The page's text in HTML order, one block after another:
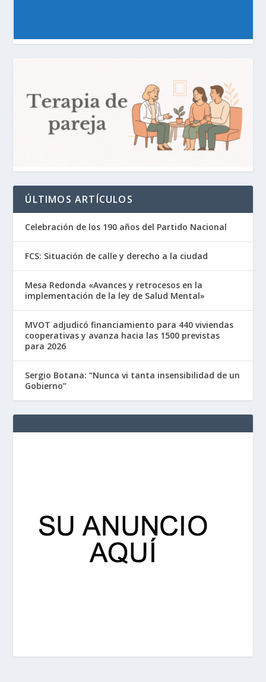
ÚLTIMOS ARTÍCULOS
Celebración de los 190 años del Partido Nacional
FCS: Situación de calle y derecho a la ciudad
Mesa Redonda «Avances y retrocesos en la
implementación de la ley de Salud Mental»
MVOT adjudicó financiamiento para 440 viviendas
cooperativas y avanza hacia las 1500 previstas
para 2026
Sergio Botana: “Nunca vi tanta insensibilidad de un
Gobierno”